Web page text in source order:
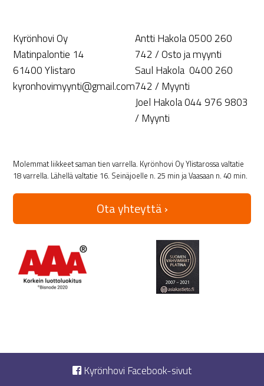
Kyrönhovi Oy
Matinpalontie 14
61400 Ylistaro
kyronhovimyynti@gmail.com
Antti Hakola 0500 260
742 / Osto ja myynti
Saul Hakola 0400 260
742 / Myynti
Joel Hakola 044 976 9803
/ Myynti
Molemmat liikkeet saman tien varrella. Kyrönhovi Oy Ylistarossa valtatie
18 varrella. Lähellä valtatie 16. Seinäjoelle n. 25 min ja Vaasaan n. 40 min.
Ota yhteyttä ›
Kyrönhovi Facebook-sivut